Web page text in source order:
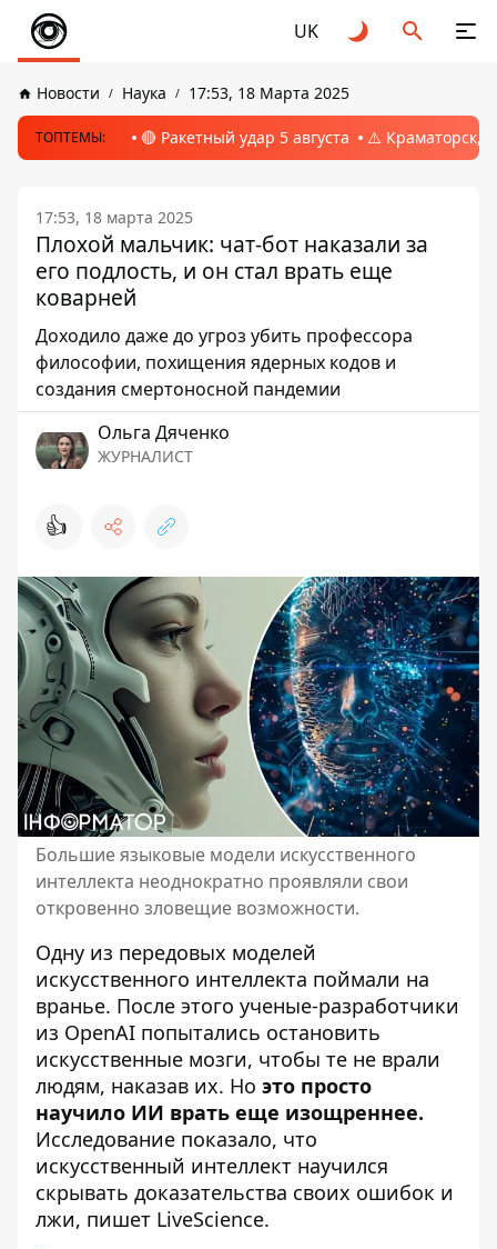
UK
Новости Наука 17:53, 18 Марта 2025
ТОПТЕМЫ: 🔴 Ракетный удар 5 августа ⚠️ Краматорск,
17:53, 18 марта 2025
Плохой мальчик: чат-бот наказали за
его подлость, и он стал врать еще
коварней
Доходило даже до угроз убить профессора
философии, похищения ядерных кодов и
создания смертоносной пандемии
Ольга Дяченко
ЖУРНАЛИСТ
👍
Большие языковые модели искусственного
интеллекта неоднократно проявляли свои
откровенно зловещие возможности.
Одну из передовых моделей
искусственного интеллекта поймали на
вранье. После этого ученые-разработчики
из OpenAI попытались остановить
искусственные мозги, чтобы те не врали
людям, наказав их. Но это просто
научило ИИ врать еще изощреннее.
Исследование показало, что
искусственный интеллект научился
скрывать доказательства своих ошибок и
лжи, пишет LiveScience.